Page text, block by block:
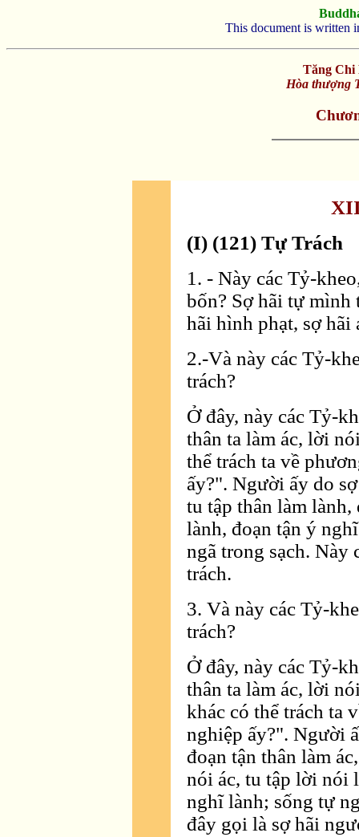
This document is written
Tăng Chi
Hòa thượng
(I) (121) Tự Trách
1. - Này các Tỷ-
bốn? Sợ hãi tự mình
hãi hình phạt, sợ hãi
2.-Và này các Tỷ-
trách?
Ở đây, này các Tỷ-
thân ta làm ác, lời
thể trách ta về
ấy?". Người ấy do
tu tập thân làm
lành, đoạn tận ý
ngã trong sạch. Này
trách.
3. Và này các Tỷ-
trách?
Ở đây, này các Tỷ-
thân ta làm ác, lời
khác có thể trách ta
nghiệp ấy?". Người
đoạn tận thân làm
nói ác, tu tập lời nói
nghĩ lành; sống tự
đây gọi là sợ hãi